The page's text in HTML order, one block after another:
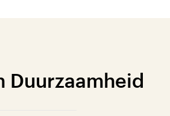
Duurzaamheid